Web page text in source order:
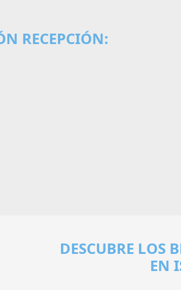
RECEPCIÓN:
DESCUBRE LOS
EN